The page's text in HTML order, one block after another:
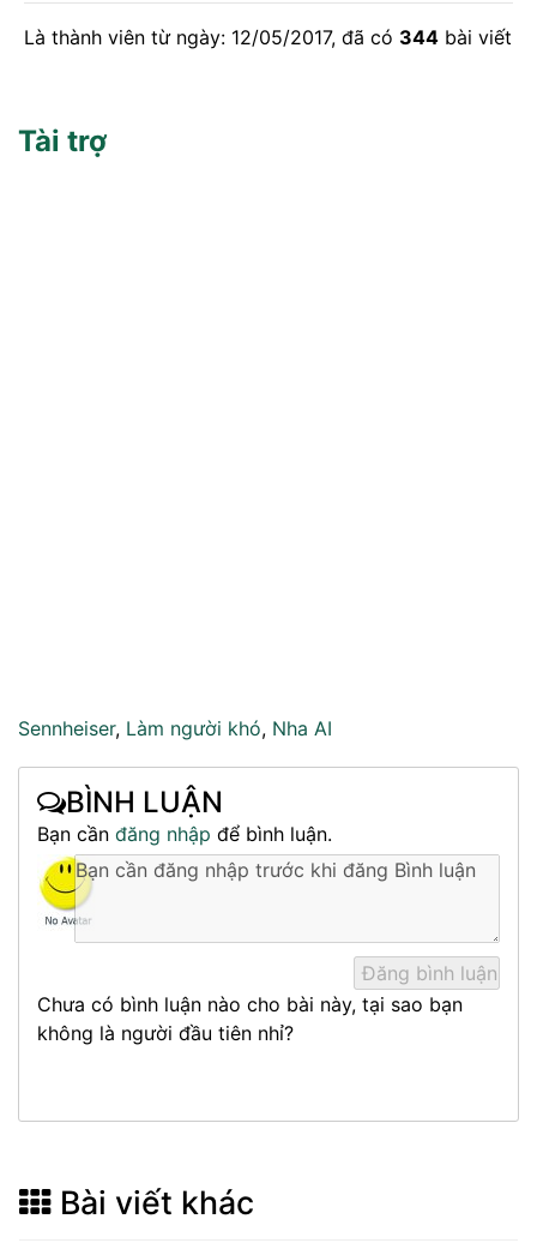
Là thành viên từ ngày: 12/05/2017, đã có 344 bài viết
Tài trợ
Sennheiser, Làm người khó, Nha AI
BÌNH LUẬN
Bạn cần đăng nhập để bình luận.
Chưa có bình luận nào cho bài này, tại sao bạn
không là người đầu tiên nhỉ?
Bài viết khác